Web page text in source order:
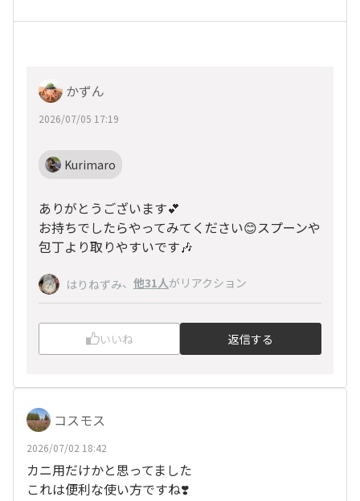
かずん
2026/07/05 17:19
Kurimaro
ありがとうございます💕
お持ちでしたらやってみてください😊スプーンや
包丁より取りやすいです🎶
はりねずみ、 他31人がリアクション
いいね 返信する
コスモス
2026/07/02 18:42
カニ用だけかと思ってました
これは便利な使い方ですね❣️